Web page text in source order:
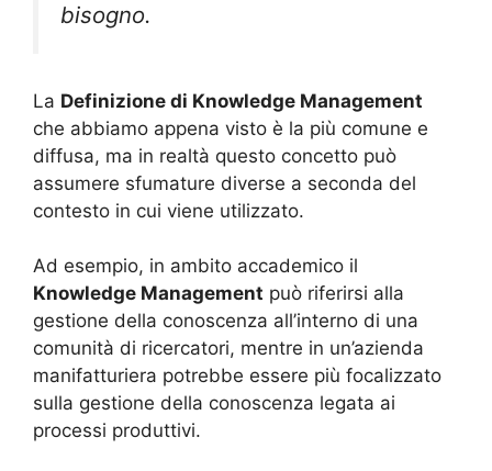
bisogno.
La Definizione di Knowledge Management
che abbiamo appena visto è la più comune e
diffusa, ma in realtà questo concetto può
assumere sfumature diverse a seconda del
contesto in cui viene utilizzato.
Ad esempio, in ambito accademico il
Knowledge Management può riferirsi alla
gestione della conoscenza all’interno di una
comunità di ricercatori, mentre in un’azienda
manifatturiera potrebbe essere più focalizzato
sulla gestione della conoscenza legata ai
processi produttivi.